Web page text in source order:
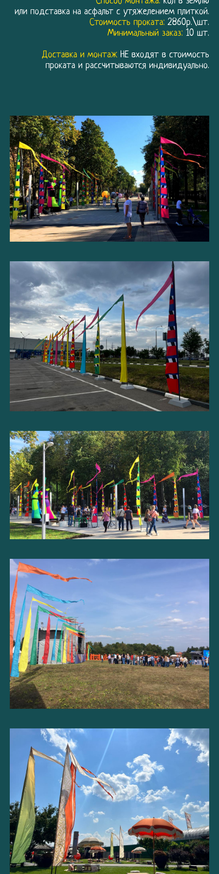
или подставка на асфальт с утяжелением плиткой.
Стоимость проката: 2860р.\шт.
Минимальный заказ: 10 шт.
Доставка и монтаж НЕ входят в стоимость
проката и рассчитываются индивидуально.